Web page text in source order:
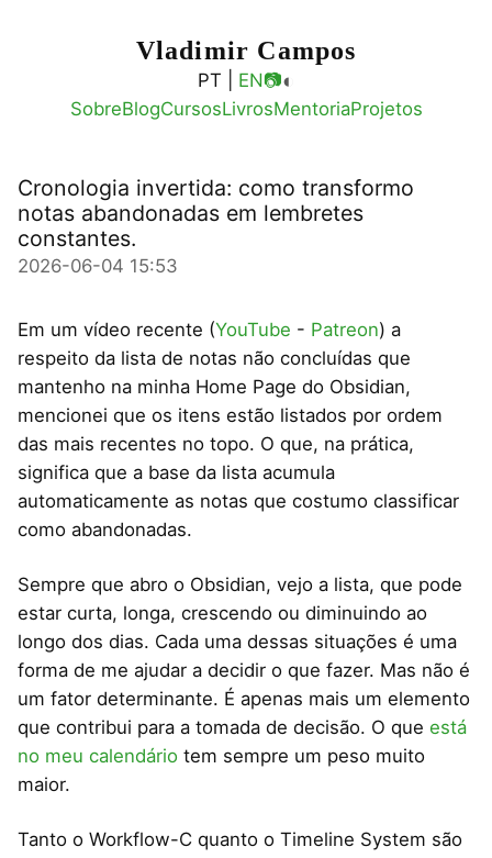
Vladimir Campos
PT | EN📷◐
SobreBlogCursosLivrosMentoriaProjetos
Cronologia invertida: como transformo
notas abandonadas em lembretes
constantes.
2026-06-04 15:53
Em um vídeo recente (YouTube - Patreon) a
respeito da lista de notas não concluídas que
mantenho na minha Home Page do Obsidian,
mencionei que os itens estão listados por ordem
das mais recentes no topo. O que, na prática,
significa que a base da lista acumula
automaticamente as notas que costumo classificar
como abandonadas.
Sempre que abro o Obsidian, vejo a lista, que pode
estar curta, longa, crescendo ou diminuindo ao
longo dos dias. Cada uma dessas situações é uma
forma de me ajudar a decidir o que fazer. Mas não é
um fator determinante. É apenas mais um elemento
que contribui para a tomada de decisão. O que está
no meu calendário tem sempre um peso muito
maior.
Tanto o Workflow-C quanto o Timeline System são